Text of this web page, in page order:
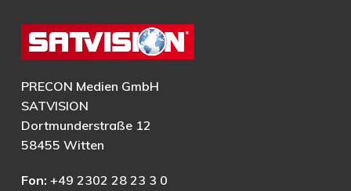
PRECON Medien GmbH
SATVISION
Dortmunderstraße 12
58455 Witten
Fon: +49 2302 28 23 3 0